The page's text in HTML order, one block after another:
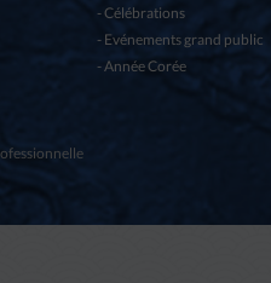
Célébrations
Evénements grand public
Année Corée